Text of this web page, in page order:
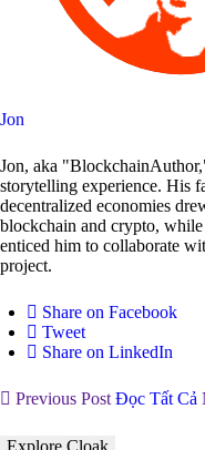
Jon
Jon, aka
storytelling experience. His
decentralized economies
blockchain and crypto,
enticed him to collaborate
project.
Share on Facebook
Tweet
Share on LinkedIn
Previous Post Đọc Tất Cả